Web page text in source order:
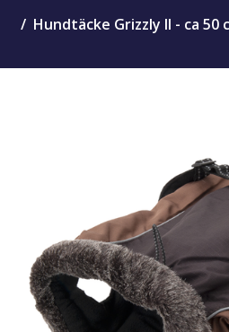
Hundtäcke Grizzly II - ca 50